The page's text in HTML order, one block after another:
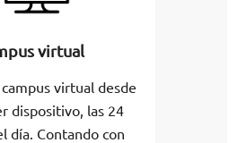
virtual
virtual desde
dispositivo, las 24
día. Contando con